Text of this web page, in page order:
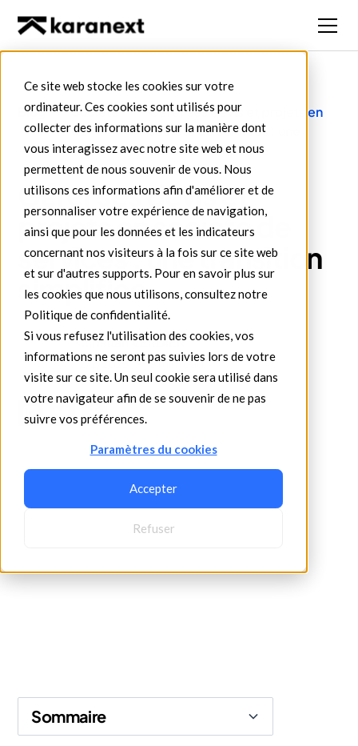
Ce site web stocke les cookies sur votre
ordinateur. Ces cookies sont utilisés pour
collecter des informations sur la manière dont
vous interagissez avec notre site web et nous
permettent de nous souvenir de vous. Nous
utilisons ces informations afin d'améliorer et de
personnaliser votre expérience de navigation,
ainsi que pour les données et les indicateurs
concernant nos visiteurs à la fois sur ce site web
et sur d'autres supports. Pour en savoir plus sur
les cookies que nous utilisons, consultez notre
Politique de confidentialité.
Si vous refusez l'utilisation des cookies, vos
informations ne seront pas suivies lors de votre
visite sur ce site. Un seul cookie sera utilisé dans
votre navigateur afin de se souvenir de ne pas
suivre vos préférences.
Paramètres du cookies
Accepter
Refuser
Blog
Société
de
services
Gérer ses devis et projets en
société de services : une
transition simplifiée
Gérer ses devis et
projets en société de
services : une transition
simplifiée
Christian VERDIER
12/2/2025 • 5 min read
Sommaire